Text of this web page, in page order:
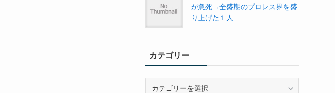
が急死→全盛期のプロレス界を盛
り上げた１人
カテゴリー